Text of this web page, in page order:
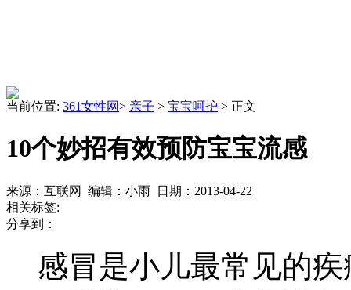
当前位置: 361女性网> 亲子 > 宝宝呵护 > 正文
10个妙招有效预防宝宝流感
来源：互联网 编辑：小雨 日期：2013-04-22
相关标签:
分享到：
感冒是小儿最常见的疾